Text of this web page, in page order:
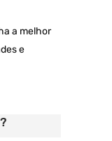
a melhor
e